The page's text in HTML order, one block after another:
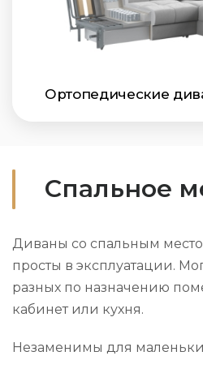
Ортопедические
Спальное
Диваны со спальным
просты в эксплуатации.
разных по назначению
кабинет или кухня.
Незаменимы для